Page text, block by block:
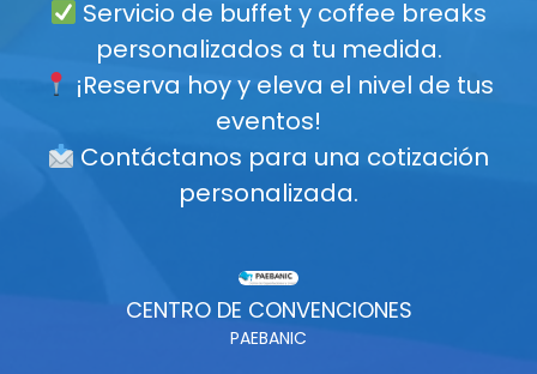
Servicio de buffet y coffee breaks
personalizados a tu medida.
¡Reserva hoy y eleva el nivel de tus
eventos!
Contáctanos para una cotización
personalizada.
CENTRO DE CONVENCIONES
PAEBANIC